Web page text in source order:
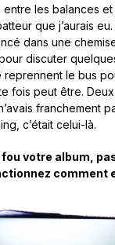
les balances
que j’aurais
dans une
discuter
reprennent le bus
fois peut être.
franchement
c’était celui-là.
fou votre album,
comment